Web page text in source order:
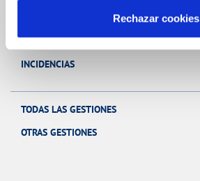
Rechazar cookies
MODIFICACIÓN DE DATOS
INCIDENCIAS
TODAS LAS GESTIONES
OTRAS GESTIONES